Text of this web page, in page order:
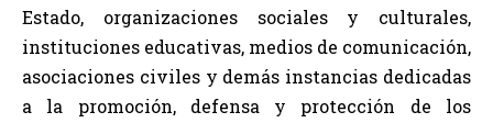
Estado, organizaciones sociales y culturales,
instituciones educativas, medios de comunicación,
asociaciones civiles y demás instancias dedicadas
a la promoción, defensa y protección de los